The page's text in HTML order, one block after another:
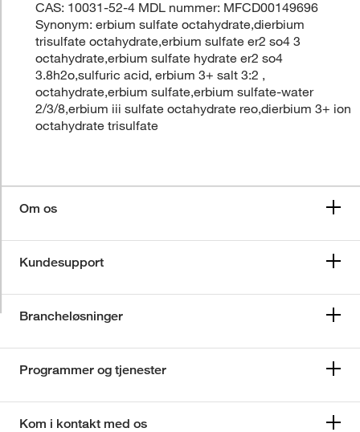
CAS: 10031-52-4 MDL nummer: MFCD00149696
Synonym: erbium sulfate octahydrate,dierbium
trisulfate octahydrate,erbium sulfate er2 so4 3
octahydrate,erbium sulfate hydrate er2 so4
3.8h2o,sulfuric acid, erbium 3+ salt 3:2 ,
octahydrate,erbium sulfate,erbium sulfate-water
2/3/8,erbium iii sulfate octahydrate reo,dierbium 3+ ion
octahydrate trisulfate
Om os
Kundesupport
Brancheløsninger
Programmer og tjenester
Kom i kontakt med os